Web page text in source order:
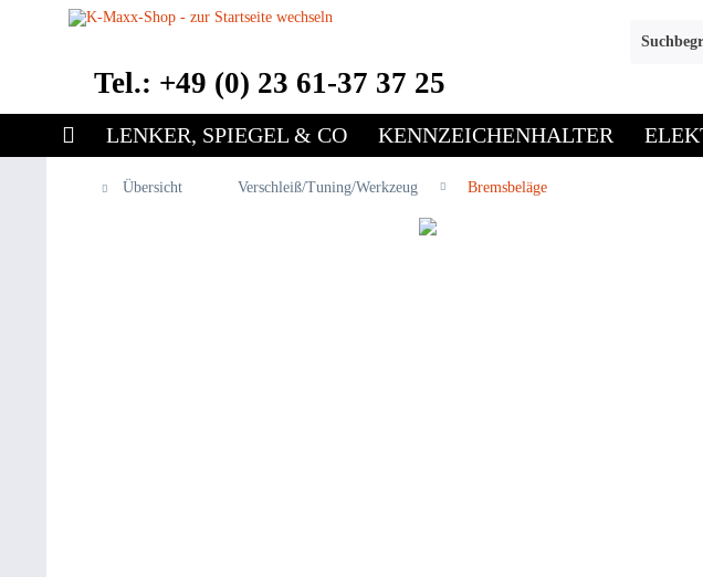
Tel.: +49 (0) 23 61-37 37 25
LENKER, SPIEGEL & CO KENNZEICHENHALTER
Übersicht Verschleiß/Tuning/Werkzeug Bremsbeläge